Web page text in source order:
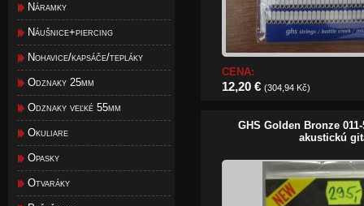
Náramky
Náušnice+piercing
Nohavice/kapsáče/tepláky
Odznaky 25mm
Odznaky veľké 55mm
Okuliare
Opasky
Otvaráky
CENA:
12,20 € (304,94 Kč)
GHS Golden Bronze
akustickú